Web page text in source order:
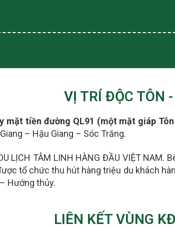
VỊ TRÍ ĐỘC TÔN
mặt tiền đường QL91 (một mặt giáp
– Hậu Giang – Sóc Trăng.
LỊCH TÂM LINH HÀNG ĐẦU VIỆT NAM.
tổ chức thu hút hàng triệu du khách
Hướng thủy.
LIÊN KẾT VÙNG